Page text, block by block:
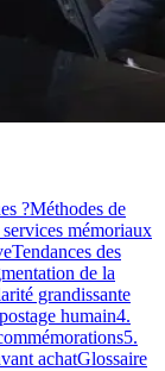
?Méthodes de
mémoriaux
Tendances des
de la
grandissante
humain4.
5.
achatGlossaire